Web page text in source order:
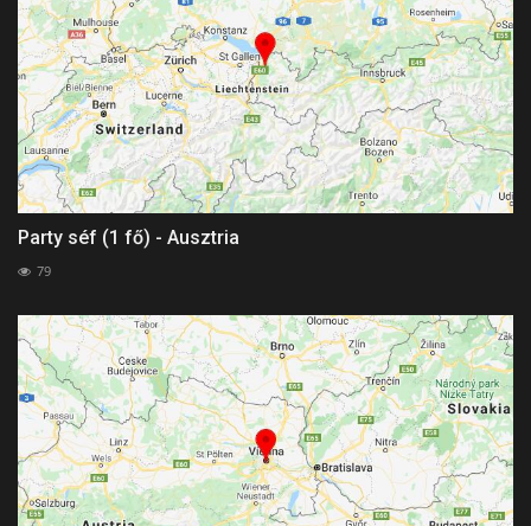
Party séf (1 fő) - Ausztria
79